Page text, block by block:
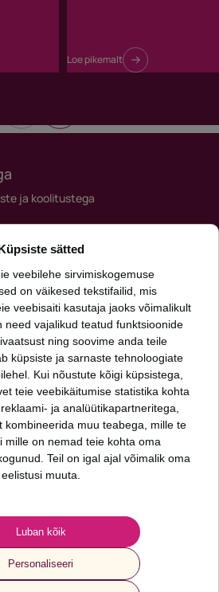
Loe pikemalt
ja koolitustega
meieprivaatsuspoliitikaga
ning inimkapitali uurimise ettevõte.
Meid huvitab, kuidas läheb sinu
Fontes PMP OÜ
+372 6 277 077
info@fontes.ee
11415 Tallinn
ESTONIA
Privaatsuspoliitika ja AI kasutamine
sätted
veebilehe sirvimiskogemuse
on väikesed tekstifailid, mis
veebisaiti kasutaja jaoks võimalikult
need vajalikud teatud funktsioonide
ning soovime anda teile
küpsiste ja sarnaste tehnoloogiate
Kui nõustute kõigi küpsistega,
teie veebikäitumise statistika kohta
ja analüütikapartneritega,
kombineerida muu teabega, mille te
mille on nemad teie kohta oma
Teil on igal ajal võimalik oma
muuta.
Luban kõik
Personaliseeri